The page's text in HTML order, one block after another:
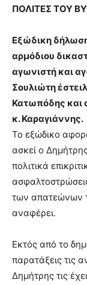
hd
ΠΟΛΙΤΕΣ ΤΟΥ
Εξώδικη
αρμόδιου
αγωνιστή και
Σουλιώτη
Κατωπόδης και
κ. Καραγιάννης.
Το εξώδικο
ασκεί ο
πολιτικά
των απατεώνων
αναφέρει.
Εκτός από το
παρατάξεις τις
Δημήτρης τις